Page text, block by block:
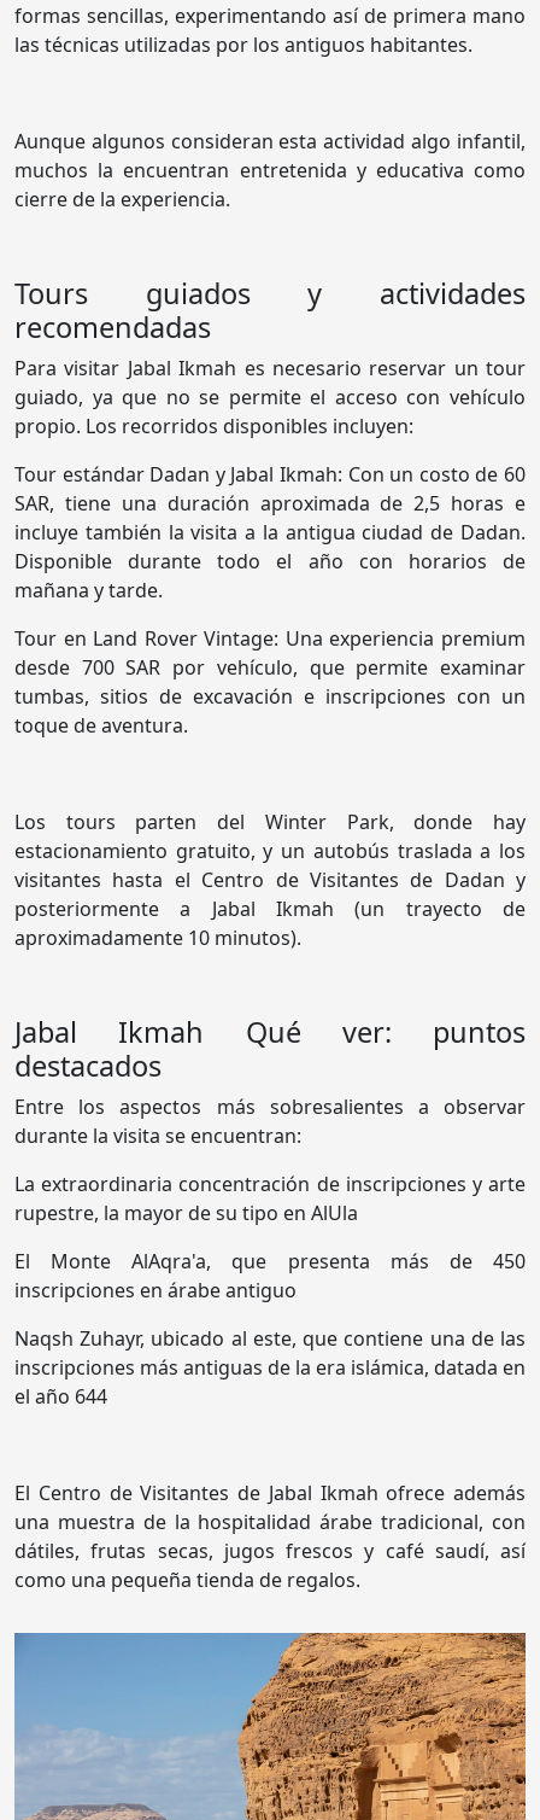
formas sencillas, experimentando así de primera mano
las técnicas utilizadas por los antiguos habitantes.
Aunque algunos consideran esta actividad algo infantil,
muchos la encuentran entretenida y educativa como
cierre de la experiencia.
Tours guiados y actividades
recomendadas
Para visitar Jabal Ikmah es necesario reservar un tour
guiado, ya que no se permite el acceso con vehículo
propio. Los recorridos disponibles incluyen:
Tour estándar Dadan y Jabal Ikmah: Con un costo de 60
SAR, tiene una duración aproximada de 2,5 horas e
incluye también la visita a la antigua ciudad de Dadan.
Disponible durante todo el año con horarios de
mañana y tarde.
Tour en Land Rover Vintage: Una experiencia premium
desde 700 SAR por vehículo, que permite examinar
tumbas, sitios de excavación e inscripciones con un
toque de aventura.
Los tours parten del Winter Park, donde hay
estacionamiento gratuito, y un autobús traslada a los
visitantes hasta el Centro de Visitantes de Dadan y
posteriormente a Jabal Ikmah (un trayecto de
aproximadamente 10 minutos).
Jabal Ikmah Qué ver: puntos
destacados
Entre los aspectos más sobresalientes a observar
durante la visita se encuentran:
La extraordinaria concentración de inscripciones y arte
rupestre, la mayor de su tipo en AlUla
El Monte AlAqra'a, que presenta más de 450
inscripciones en árabe antiguo
Naqsh Zuhayr, ubicado al este, que contiene una de las
inscripciones más antiguas de la era islámica, datada en
el año 644
El Centro de Visitantes de Jabal Ikmah ofrece además
una muestra de la hospitalidad árabe tradicional, con
dátiles, frutas secas, jugos frescos y café saudí, así
como una pequeña tienda de regalos.